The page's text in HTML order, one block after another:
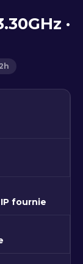
·
fournie